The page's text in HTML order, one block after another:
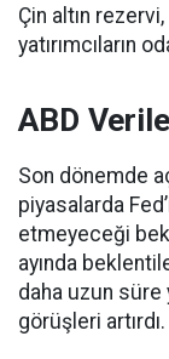
Çin altın
yatırımcıların
ABD
Son dönemde
piyasalarda
etmeyeceği
ayında
daha uzun
görüşleri artırdı.